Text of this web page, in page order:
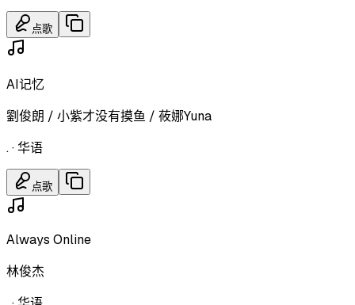
点歌
AI记忆
劉俊朗 / 小紫才没有摸鱼 / 莜娜Yuna
.·华语
点歌
Always Online
林俊杰